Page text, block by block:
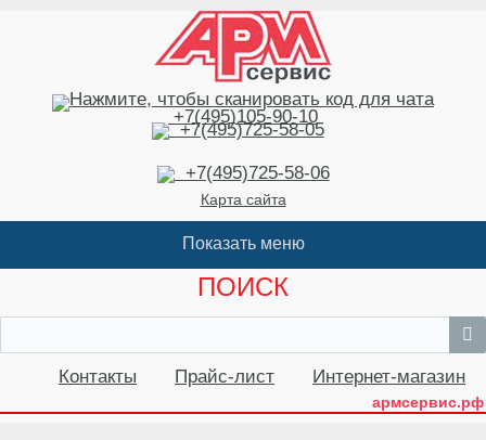
+7(495)105-90-10
+7(495)725-58-05
+7(495)725-58-06
Карта сайта
ПОИСК
Контакты Прайс-лист Интернет-магазин
армсервис.рф